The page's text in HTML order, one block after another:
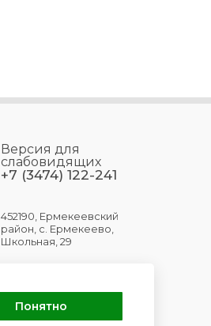
Версия для
слабовидящих
+7 (3474) 122-241
452190, Ермекеевский
район, с. Ермекеево,
Школьная, 29
Понятно